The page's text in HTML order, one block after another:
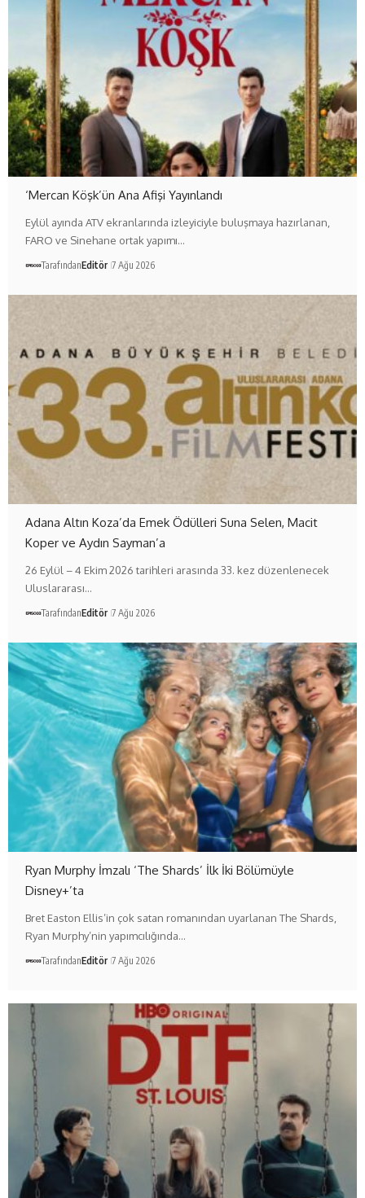
‘Mercan Köşk’ün Ana Afişi Yayınlandı
Eylül ayında ATV ekranlarında izleyiciyle buluşmaya hazırlanan,
FARO ve Sinehane ortak yapımı…
TarafındanEditör 7 Ağu 2026
Adana Altın Koza’da Emek Ödülleri Suna Selen, Macit
Koper ve Aydın Sayman’a
26 Eylül – 4 Ekim 2026 tarihleri arasında 33. kez düzenlenecek
Uluslararası…
TarafındanEditör 7 Ağu 2026
Ryan Murphy İmzalı ‘The Shards’ İlk İki Bölümüyle
Disney+’ta
Bret Easton Ellis’in çok satan romanından uyarlanan The Shards,
Ryan Murphy’nin yapımcılığında…
TarafındanEditör 7 Ağu 2026